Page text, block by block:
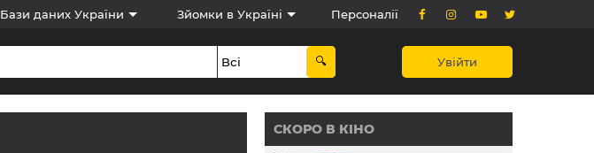
Бази даних України Зйомки в Україні Персоналії
Увійти
СКОРО В КІНО